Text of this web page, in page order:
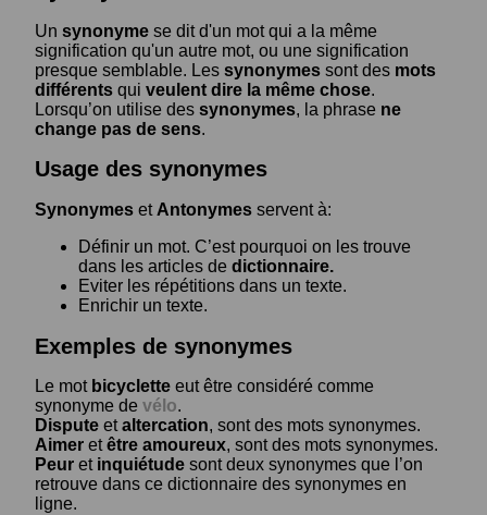
Un synonyme se dit d'un mot qui a la même
signification qu'un autre mot, ou une signification
presque semblable. Les synonymes sont des mots
différents qui veulent dire la même chose.
Lorsqu’on utilise des synonymes, la phrase ne
change pas de sens.
Usage des synonymes
Synonymes et Antonymes servent à:
Définir un mot. C’est pourquoi on les trouve
dans les articles de dictionnaire.
Eviter les répétitions dans un texte.
Enrichir un texte.
Exemples de synonymes
Le mot bicyclette eut être considéré comme
synonyme de vélo.
Dispute etaltercation, sont des mots synonymes.
Aimer etêtre amoureux, sont des mots synonymes.
Peur et inquiétude sont deux synonymes que l’on
retrouve dans ce dictionnaire des synonymes en
ligne.